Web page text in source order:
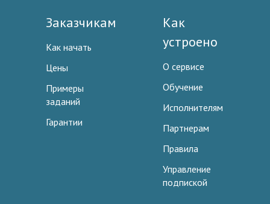
Заказчикам
Как начать
Цены
Примеры
заданий
Гарантии
Как
устроено
О сервисе
Обучение
Исполнителям
Партнерам
Правила
Управление
подпиской